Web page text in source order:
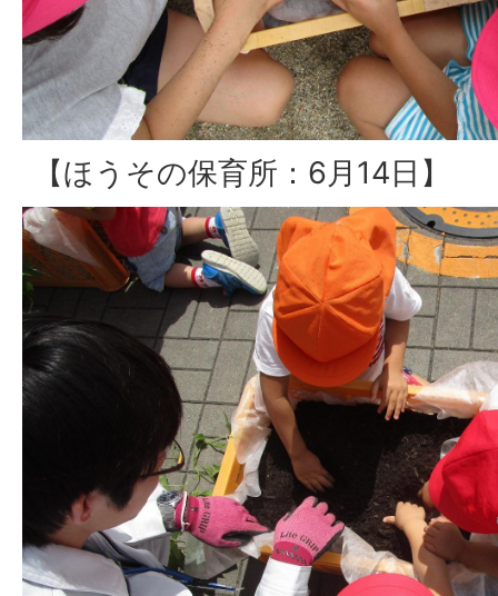
【ほうその保育所：6月14日】